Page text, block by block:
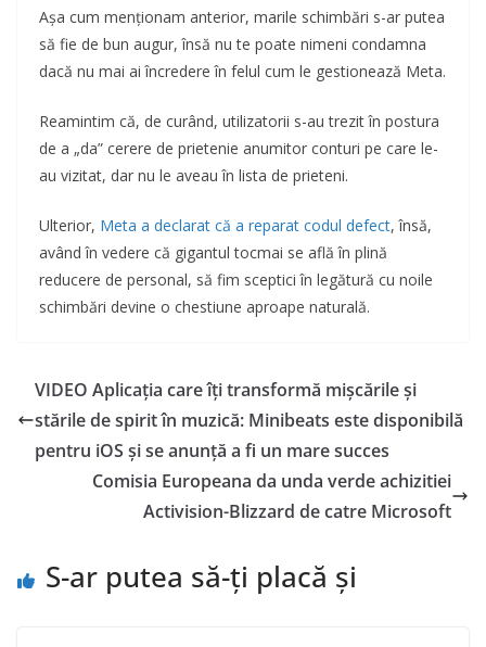
Așa cum menționam anterior, marile schimbări s-ar putea
să fie de bun augur, însă nu te poate nimeni condamna
dacă nu mai ai încredere în felul cum le gestionează Meta.
Reamintim că, de curând, utilizatorii s-au trezit în postura
de a „da” cerere de prietenie anumitor conturi pe care le-
au vizitat, dar nu le aveau în lista de prieteni.
Ulterior, Meta a declarat că a reparat codul defect, însă,
având în vedere că gigantul tocmai se află în plină
reducere de personal, să fim sceptici în legătură cu noile
schimbări devine o chestiune aproape naturală.
VIDEO Aplicația care îți transformă mișcările și
stările de spirit în muzică: Minibeats este disponibilă
pentru iOS și se anunță a fi un mare succes
Comisia Europeana da unda verde achizitiei
Activision-Blizzard de catre Microsoft
S-ar putea să-ți placă și